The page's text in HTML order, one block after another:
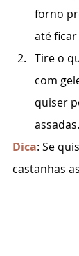
forno
até
Tire o
com
quiser
assadas.
Dica: Se
castanhas